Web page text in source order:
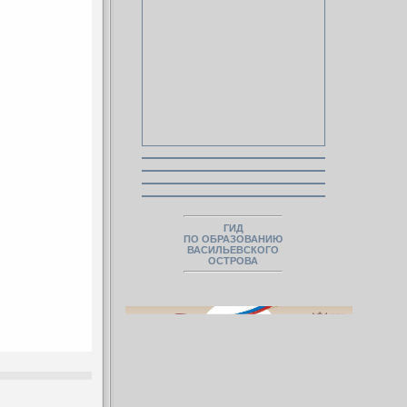
ГИД
ПО ОБРАЗОВАНИЮ
ВАСИЛЬЕВСКОГО
ОСТРОВА